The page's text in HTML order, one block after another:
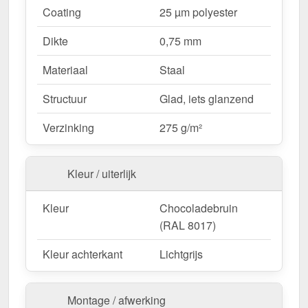
dankzij directe schroefverbinding.
Vaste lengtes– 2,00 m, bespaart tijd en
vermindert afval.
Ideaal voor de volgende toepassingen:
Dakdalen voor trapezium- en golfplaten–
Veilige afwatering en bescherming van het
dakoppervlak.
waterschade aan dakaansluitingen.
voor kleine dakoppervlakken.
Commerciële gebouwen & industriële hallen
Effectieve waterafvoer voor grote
Agrarische gebouwen– Weerbestendig voor
stallen & machinehallen.
Coating
25 µm polyester
Dikte
0,75 mm
Materiaal
Staal
Structuur
Glad, iets glanzend
Verzinking
275 g/m²
Kleur / uiterlijk
Kleur
Chocoladebruin
(RAL 8017)
Kleur achterkant
Lichtgrijs
Montage / afwerking